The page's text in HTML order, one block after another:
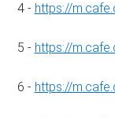
4 - https://
5 - https://
6 - https://